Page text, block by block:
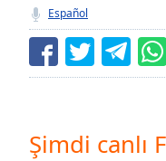
LIVE
Remaining
Playback
Rate
Español
Şimdi canlı